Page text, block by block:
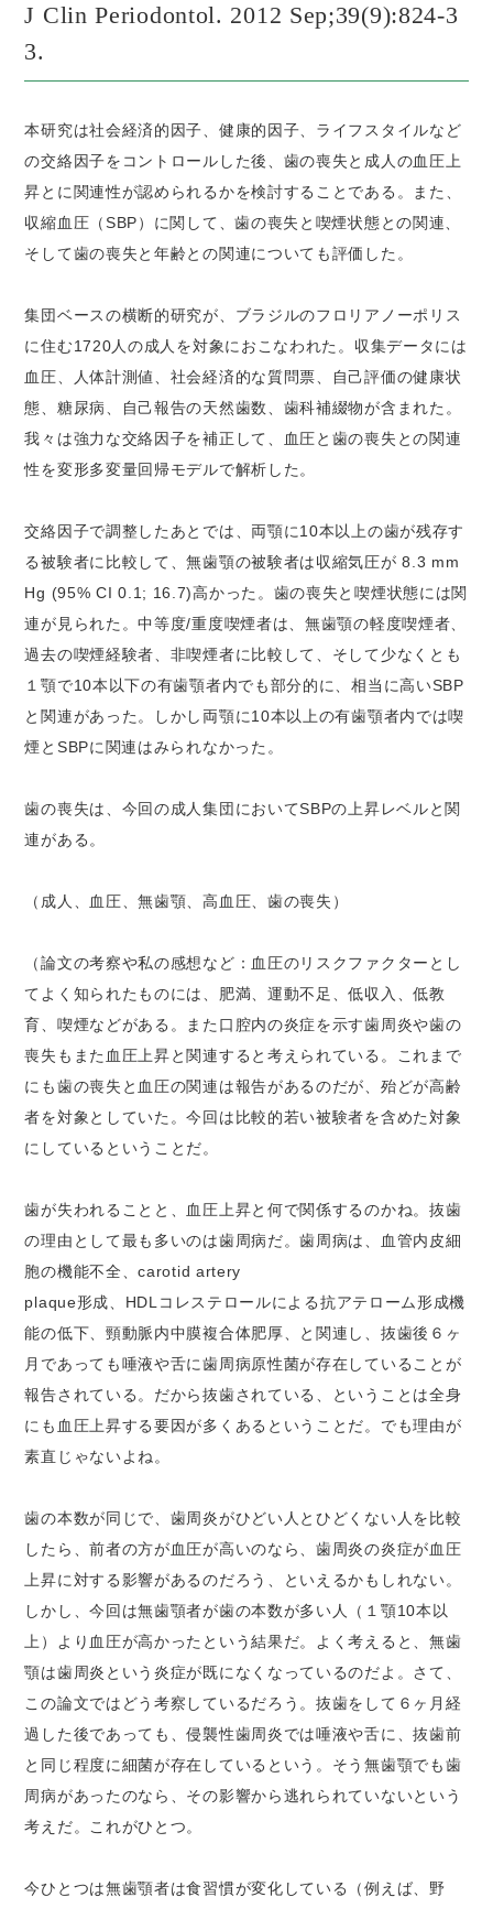
J Clin Periodontol. 2012 Sep;39(9):824-3
3.
本研究は社会経済的因子、健康的因子、ライフスタイルなど
の交絡因子をコントロールした後、歯の喪失と成人の血圧上
昇とに関連性が認められるかを検討することである。また、
収縮血圧（SBP）に関して、歯の喪失と喫煙状態との関連、
そして歯の喪失と年齢との関連についても評価した。
集団ベースの横断的研究が、ブラジルのフロリアノーポリス
に住む1720人の成人を対象におこなわれた。収集データには
血圧、人体計測値、社会経済的な質問票、自己評価の健康状
態、糖尿病、自己報告の天然歯数、歯科補綴物が含まれた。
我々は強力な交絡因子を補正して、血圧と歯の喪失との関連
性を変形多変量回帰モデルで解析した。
交絡因子で調整したあとでは、両顎に10本以上の歯が残存す
る被験者に比較して、無歯顎の被験者は収縮気圧が 8.3 mm
Hg (95% CI 0.1; 16.7)高かった。歯の喪失と喫煙状態には関
連が見られた。中等度/重度喫煙者は、無歯顎の軽度喫煙者、
過去の喫煙経験者、非喫煙者に比較して、そして少なくとも
１顎で10本以下の有歯顎者内でも部分的に、相当に高いSBP
と関連があった。しかし両顎に10本以上の有歯顎者内では喫
煙とSBPに関連はみられなかった。
歯の喪失は、今回の成人集団においてSBPの上昇レベルと関
連がある。
（成人、血圧、無歯顎、高血圧、歯の喪失）
（論文の考察や私の感想など：血圧のリスクファクターとし
てよく知られたものには、肥満、運動不足、低収入、低教
育、喫煙などがある。また口腔内の炎症を示す歯周炎や歯の
喪失もまた血圧上昇と関連すると考えられている。これまで
にも歯の喪失と血圧の関連は報告があるのだが、殆どが高齢
者を対象としていた。今回は比較的若い被験者を含めた対象
にしているということだ。
歯が失われることと、血圧上昇と何で関係するのかね。抜歯
の理由として最も多いのは歯周病だ。歯周病は、血管内皮細
胞の機能不全、carotid artery
plaque形成、HDLコレステロールによる抗アテローム形成機
能の低下、頸動脈内中膜複合体肥厚、と関連し、抜歯後６ヶ
月であっても唾液や舌に歯周病原性菌が存在していることが
報告されている。だから抜歯されている、ということは全身
にも血圧上昇する要因が多くあるということだ。でも理由が
素直じゃないよね。
歯の本数が同じで、歯周炎がひどい人とひどくない人を比較
したら、前者の方が血圧が高いのなら、歯周炎の炎症が血圧
上昇に対する影響があるのだろう、といえるかもしれない。
しかし、今回は無歯顎者が歯の本数が多い人（１顎10本以
上）より血圧が高かったという結果だ。よく考えると、無歯
顎は歯周炎という炎症が既になくなっているのだよ。さて、
この論文ではどう考察しているだろう。抜歯をして６ヶ月経
過した後であっても、侵襲性歯周炎では唾液や舌に、抜歯前
と同じ程度に細菌が存在しているという。そう無歯顎でも歯
周病があったのなら、その影響から逃れられていないという
考えだ。これがひとつ。
今ひとつは無歯顎者は食習慣が変化している（例えば、野